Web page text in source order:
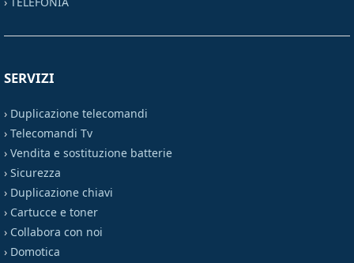
SERVIZI
› Duplicazione telecomandi
› Telecomandi Tv
› Vendita e sostituzione batterie
› Sicurezza
› Duplicazione chiavi
› Cartucce e toner
› Collabora con noi
› Domotica